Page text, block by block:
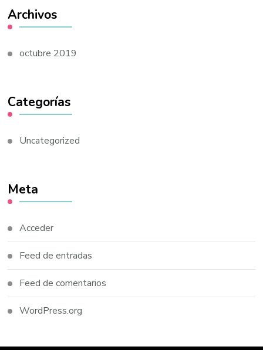
Archivos
octubre 2019
Categorías
Uncategorized
Meta
Acceder
Feed de entradas
Feed de comentarios
WordPress.org